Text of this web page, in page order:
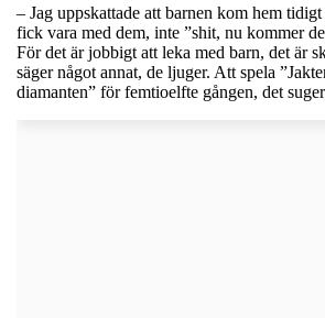
– Jag uppskattade att barnen kom hem
fick vara med dem, inte ”shit, nu kommer
För det är jobbigt att leka med barn, det är
säger något annat, de ljuger. Att spela
diamanten” för femtioelfte gången, det